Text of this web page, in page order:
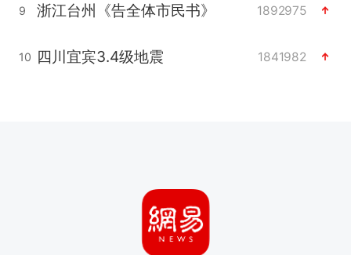
9 浙江台州《告全体市民书》 1892975
10 四川宜宾3.4级地震 1841982